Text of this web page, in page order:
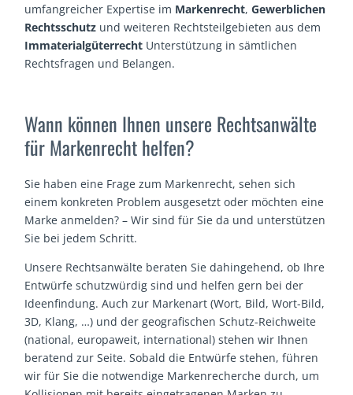
umfangreicher Expertise im Markenrecht,Gewerblichen
Rechtsschutz und weiteren Rechtsteilgebieten aus dem
Immaterialgüterrecht Unterstützung in sämtlichen
Rechtsfragen und Belangen.
Wann können Ihnen unsere Rechtsanwälte
für Markenrecht helfen?
Sie haben eine Frage zum Markenrecht, sehen sich
einem konkreten Problem ausgesetzt oder möchten eine
Marke anmelden? – Wir sind für Sie da und unterstützen
Sie bei jedem Schritt.
Unsere Rechtsanwälte beraten Sie dahingehend, ob Ihre
Entwürfe schutzwürdig sind und helfen gern bei der
Ideenfindung. Auch zur Markenart (Wort, Bild, Wort-Bild,
3D, Klang, …) und der geografischen Schutz-Reichweite
(national, europaweit, international) stehen wir Ihnen
beratend zur Seite. Sobald die Entwürfe stehen, führen
wir für Sie die notwendige Markenrecherche durch, um